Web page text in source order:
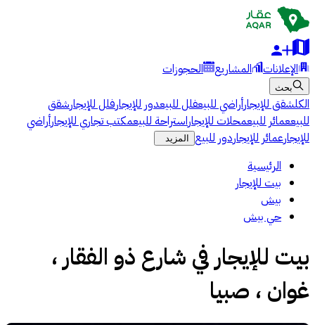
الإعلانات المشاريع الحجوزات
بحث
الكلشقق للإيجارأراضي للبيعفلل للبيعدور للإيجارفلل للإيجارشقق
للبيععمائر للبيعمحلات للإيجاراستراحة للبيعمكتب تجاري للإيجارأراضي
للإيجارعمائر للإيجاردور للبيع المزيد
الرئيسية
بيت للإيجار
بيش
حي بيش
بيت للإيجار في شارع ذو الفقار ،
غوان ، صبيا